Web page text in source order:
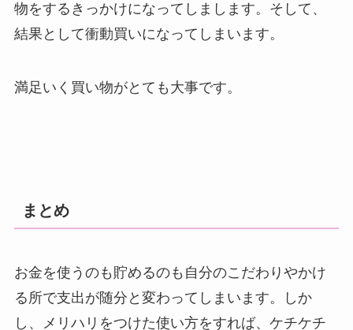
物をするきっかけになってしまします。そして、
結果として衝動買いになってしまいます。
満足いく買い物がとても大事です。
まとめ
お金を使うのも貯めるのも自分のこだわりやかけ
る所で支出が随分と変わってしまいます。しか
し、メリハリをつけた使い方をすれば、ケチケチ